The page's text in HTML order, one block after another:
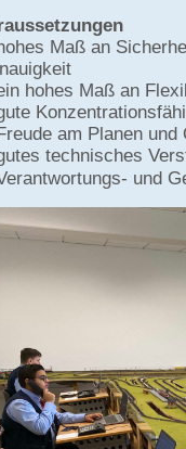
Maß an
hohes Maß an
am Planen und
technisches
und